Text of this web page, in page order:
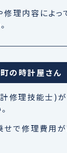
理内容によっ
町の時計屋さん
修理技能士)が
せで修理費用